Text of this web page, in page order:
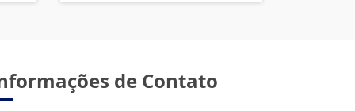
de Contato